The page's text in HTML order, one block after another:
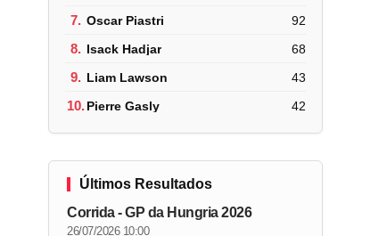
7. Oscar Piastri 92
8. Isack Hadjar 68
9. Liam Lawson 43
10.Pierre Gasly 42
Últimos Resultados
Corrida - GP da Hungria 2026
26/07/2026 10:00